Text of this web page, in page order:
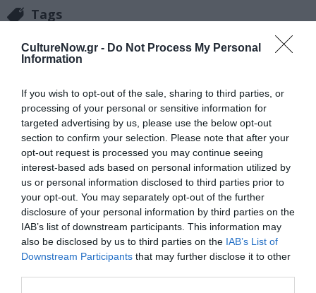
CultureNow.gr - Do Not Process My Personal
Information
If you wish to opt-out of the sale, sharing to third parties, or
processing of your personal or sensitive information for
targeted advertising by us, please use the below opt-out
section to confirm your selection. Please note that after your
opt-out request is processed you may continue seeing
interest-based ads based on personal information utilized by
us or personal information disclosed to third parties prior to
your opt-out. You may separately opt-out of the further
disclosure of your personal information by third parties on the
IAB’s list of downstream participants. This information may
also be disclosed by us to third parties on the IAB’s List of
Downstream Participants that may further disclose it to other
Tags
ΕΚΔΟΣΕΙΣ ΜΕΛΑΝΙ ΞΕΝΟΙ ΣΥΓΓΡΑΦΕΙΣ ΠΟΙΗΣΗ
Κάθε βδομάδα στο e-mail σας τα τελευταία νέα για
την Τέχνη και τον Πολιτισμό!
Ακολουθήστε το Culturenow.gr